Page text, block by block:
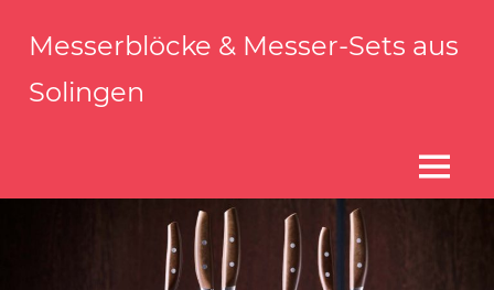
Inhalt
springen
Messerblöcke & Messer-Sets aus
Solingen
Qualität
MENÜ